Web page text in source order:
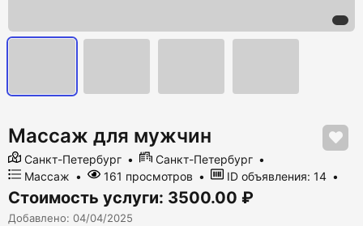
Массаж для мужчин
Санкт-Петербург
Санкт-Петербург
Массаж
161 просмотров ID объявления: 14
Стоимость услуги: 3500.00 ₽
Добавлено: 04/04/2025